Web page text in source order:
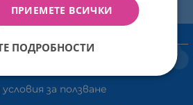
за ползване
ПРИЕМЕТЕ ВСИЧКИ
ПОДРОБНОСТИ